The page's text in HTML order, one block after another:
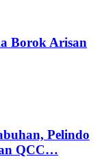
Borok Arisan
Pelindo
QCC…